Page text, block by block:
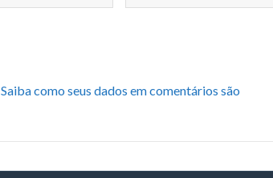
Saiba como seus dados em comentários são